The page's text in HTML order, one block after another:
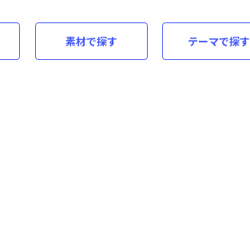
素材で探す テーマで探す